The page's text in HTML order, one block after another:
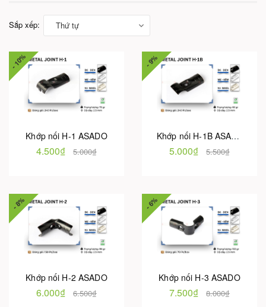
Sắp xếp: Thứ tự
- 10%
Khớp nối H-1 ASADO
4.500₫ 5.000₫
- 9%
Khớp nối H-1B ASADO
5.000₫ 5.500₫
- 8%
Khớp nối H-2 ASADO
6.000₫ 6.500₫
- 6%
Khớp nối H-3 ASADO
7.500₫ 8.000₫